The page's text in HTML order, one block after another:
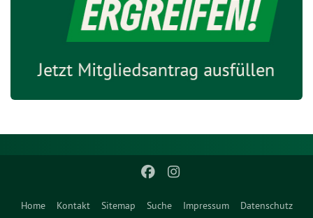
Home Kontakt Sitemap Suche Impressum Datenschutz